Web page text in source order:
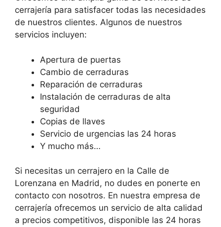
cerrajería para satisfacer todas las necesidades
de nuestros clientes. Algunos de nuestros
servicios incluyen:
Apertura de puertas
Cambio de cerraduras
Reparación de cerraduras
Instalación de cerraduras de alta
seguridad
Copias de llaves
Servicio de urgencias las 24 horas
Y mucho más…
Si necesitas un cerrajero en la Calle de
Lorenzana en Madrid, no dudes en ponerte en
contacto con nosotros. En nuestra empresa de
cerrajería ofrecemos un servicio de alta calidad
a precios competitivos, disponible las 24 horas